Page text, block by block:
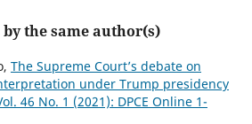
the same author(s)
The Supreme Court’s debate on
under Trump presidency
46 No. 1 (2021): DPCE Online 1-